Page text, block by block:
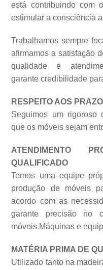
está contribuindo com
estimular a consciência
Trabalhamos sempre
afirmamos a satisfação
qualidade e
garante credibilidade
RESPEITO AOS
Seguimos um rigoroso
que os móveis sejam
ATENDIMENTO
QUALIFICADO
Temos uma equipe
produção de móveis
acordo com as
garante precisão no
móveis.Máquinas e
MATÉRIA PRIMA DE
Utilizado tanto na